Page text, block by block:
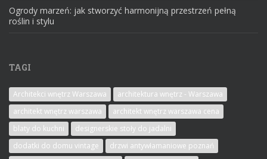
Ogrody marzeń: jak stworzyć harmonijną przestrzeń pełną
roślin i stylu
TAGI
Architekci wnętrz Warszawa
architektura wnętrz - Warszawa
architekt wnętrz warszawa
architekt wnętrz warszawa cena
blaty do kuchni
designerskie stoły do jadalni
dodatki do domu vintage
drzwi antywłamaniowe poznań